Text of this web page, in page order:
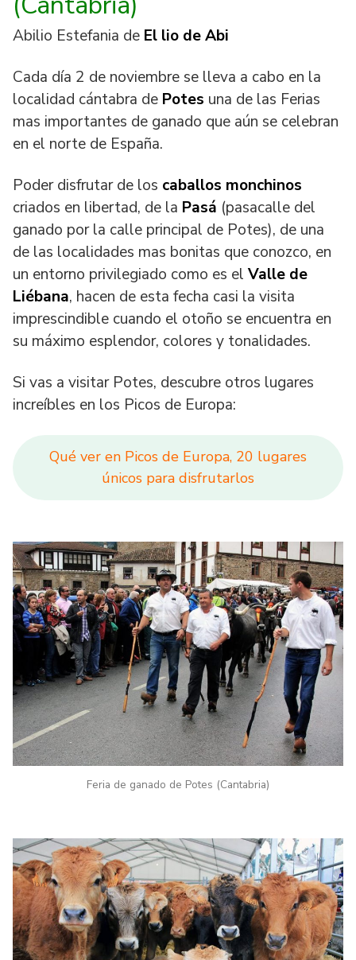
Abilio Estefania de El lio de Abi
Cada día 2 de noviembre se lleva a cabo en la
localidad cántabra de Potes una de las Ferias
mas importantes de ganado que aún se celebran
en el norte de España.
Poder disfrutar de los caballos monchinos
criados en libertad, de la Pasá (pasacalle del
ganado por la calle principal de Potes), de una
de las localidades mas bonitas que conozco, en
un entorno privilegiado como es el Valle de
Liébana, hacen de esta fecha casi la visita
imprescindible cuando el otoño se encuentra en
su máximo esplendor, colores y tonalidades.
Si vas a visitar Potes, descubre otros lugares
increíbles en los Picos de Europa:
Qué ver en Picos de Europa, 20 lugares
únicos para disfrutarlos
Feria de ganado de Potes (Cantabria)